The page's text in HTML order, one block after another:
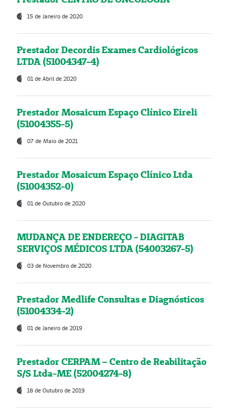
15 de Janeiro de 2020
Prestador Decordis Exames Cardiológicos
LTDA (51004347-4)
01 de Abril de 2020
Prestador Mosaicum Espaço Clínico Eireli
(51004355-5)
07 de Maio de 2021
Prestador Mosaicum Espaço Clínico Ltda
(51004352-0)
01 de Outubro de 2020
MUDANÇA DE ENDEREÇO - DIAGITAB
SERVIÇOS MÉDICOS LTDA (54003267-5)
03 de Novembro de 2020
Prestador Medlife Consultas e Diagnósticos
(51004334-2)
01 de Janeiro de 2019
Prestador CERPAM – Centro de Reabilitação
S/S Ltda-ME (52004274-8)
18 de Outubro de 2019